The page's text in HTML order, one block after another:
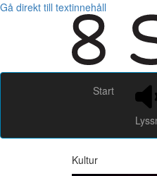
Gå direkt till textinnehåll
Start
Kultur